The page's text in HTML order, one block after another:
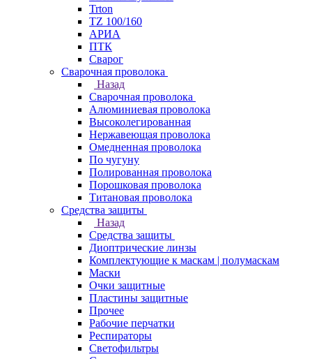
Trton
TZ 100/160
АРИА
ПТК
Сварог
Сварочная проволока
Назад
Сварочная проволока
Алюминиевая проволока
Высоколегированная
Нержавеющая проволока
Омедненная проволока
По чугуну
Полированная проволока
Порошковая проволока
Титановая проволока
Средства защиты
Назад
Средства защиты
Диоптрические линзы
Комплектующие к маскам | полумаскам
Маски
Очки защитные
Пластины защитные
Прочее
Рабочие перчатки
Респираторы
Светофильтры